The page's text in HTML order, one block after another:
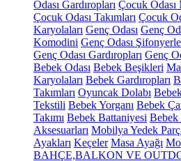
Odası Gardıropları Çocuk Odası
Çocuk Odası Takımları Çocuk
Karyolaları Genç Odası Genç
Komodini Genç Odası
Genç Odası Gardıropları Genç
Bebek Odası Bebek Beşikleri
Karyolaları Bebek Gardıropları
Takımları Oyuncak Dolabı
Tekstili Bebek Yorganı Bebek
Takımı Bebek Battaniyesi Bebek
Aksesuarları Mobilya Yedek
Ayakları Keçeler Masa Ayağı
BAHÇE,BALKON VE